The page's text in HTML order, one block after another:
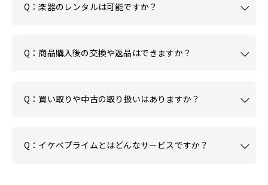
Q：楽器のレンタルは可能ですか？
Q：商品購入後の交換や返品はできますか？
Q：買い取りや中古の取り扱いはありますか？
Q：イケベプライムとはどんなサービスですか？